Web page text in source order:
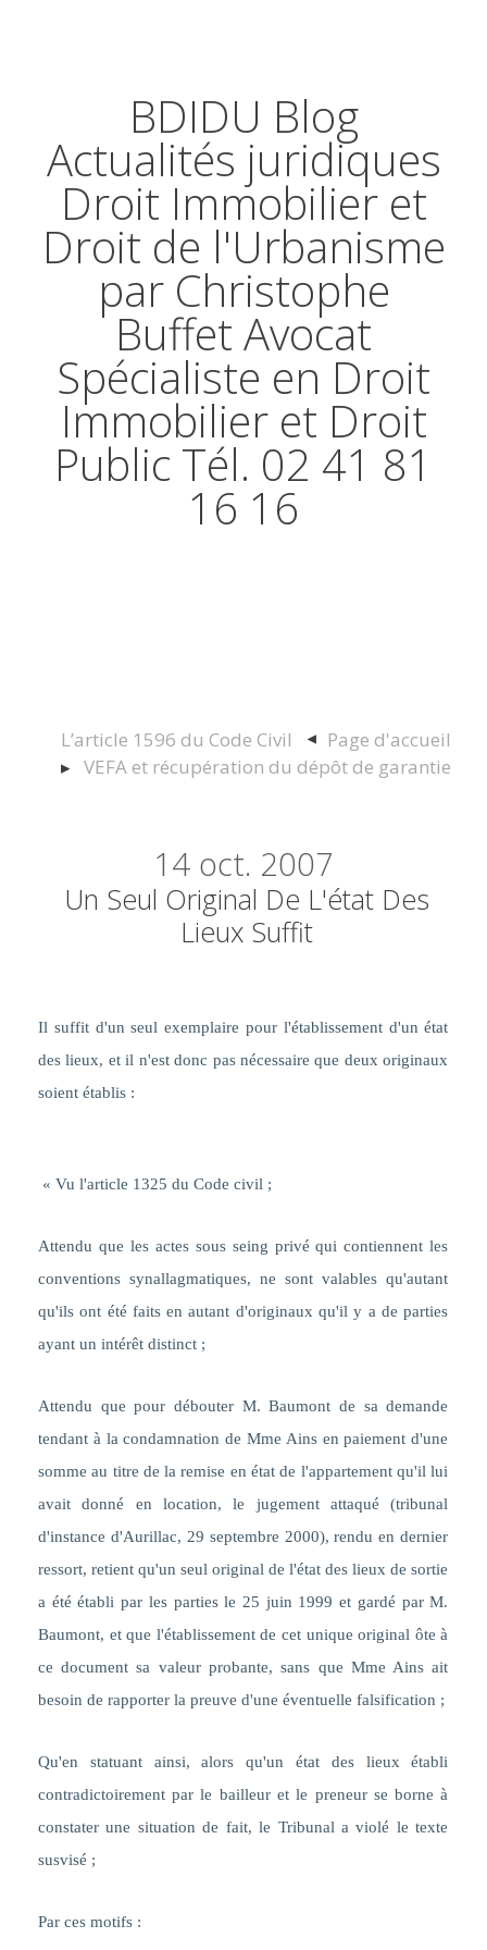
BDIDU Blog
Actualités juridiques
Droit Immobilier et
Droit de l'Urbanisme
par Christophe
Buffet Avocat
Spécialiste en Droit
Immobilier et Droit
Public Tél. 02 41 81
16 16
L’article 1596 du Code Civil
Page d'accueil
VEFA et récupération du dépôt de garantie
14 oct. 2007
Un Seul Original De L'état Des
Lieux Suffit
Il suffit d'un seul exemplaire pour l'établissement d'un état
des lieux, et il n'est donc pas nécessaire que deux originaux
soient établis :
« Vu l'article 1325 du Code civil ;
Attendu que les actes sous seing privé qui contiennent les
conventions synallagmatiques, ne sont valables qu'autant
qu'ils ont été faits en autant d'originaux qu'il y a de parties
ayant un intérêt distinct ;
Attendu que pour débouter M. Baumont de sa demande
tendant à la condamnation de Mme Ains en paiement d'une
somme au titre de la remise en état de l'appartement qu'il lui
avait donné en location, le jugement attaqué (tribunal
d'instance d'Aurillac, 29 septembre 2000), rendu en dernier
ressort, retient qu'un seul original de l'état des lieux de sortie
a été établi par les parties le 25 juin 1999 et gardé par M.
Baumont, et que l'établissement de cet unique original ôte à
ce document sa valeur probante, sans que Mme Ains ait
besoin de rapporter la preuve d'une éventuelle falsification ;
Qu'en statuant ainsi,alors qu'un état des lieux établi
contradictoirement par le bailleur et le preneur se borne à
constater une situation de fait, le Tribunal a violé le texte
susvisé ;
Par ces motifs :